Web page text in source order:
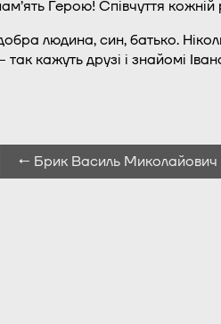
Герою! Співчуття
людина, син, батько.
так кажуть друзі і знайомі
← Брик Василь